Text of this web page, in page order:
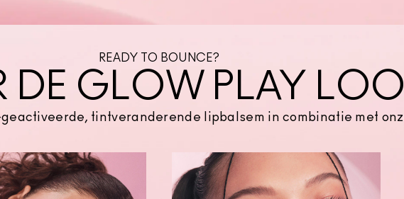
READY TO BOUNCE?
DE GLOW PLAY
geactiveerde, tintveranderende lipbalsem in combinatie met